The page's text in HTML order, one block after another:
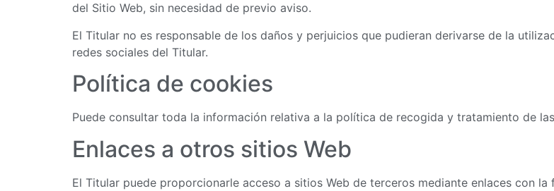
del Sitio Web, sin necesidad de previo aviso.
El Titular no es responsable de los daños y perjuicios que pudieran derivarse de la
redes sociales del Titular.
Política de cookies
Puede consultar toda la información relativa a la política de recogida y tratamiento de
Enlaces a otros sitios Web
El Titular puede proporcionarle acceso a sitios Web de terceros mediante enlaces con